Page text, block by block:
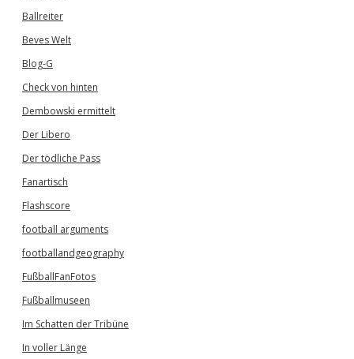
Ballreiter
Beves Welt
Blog-G
Check von hinten
Dembowski ermittelt
Der Libero
Der tödliche Pass
Fanartisch
Flashscore
football arguments
footballandgeography
FußballFanFotos
Fußballmuseen
Im Schatten der Tribüne
In voller Länge